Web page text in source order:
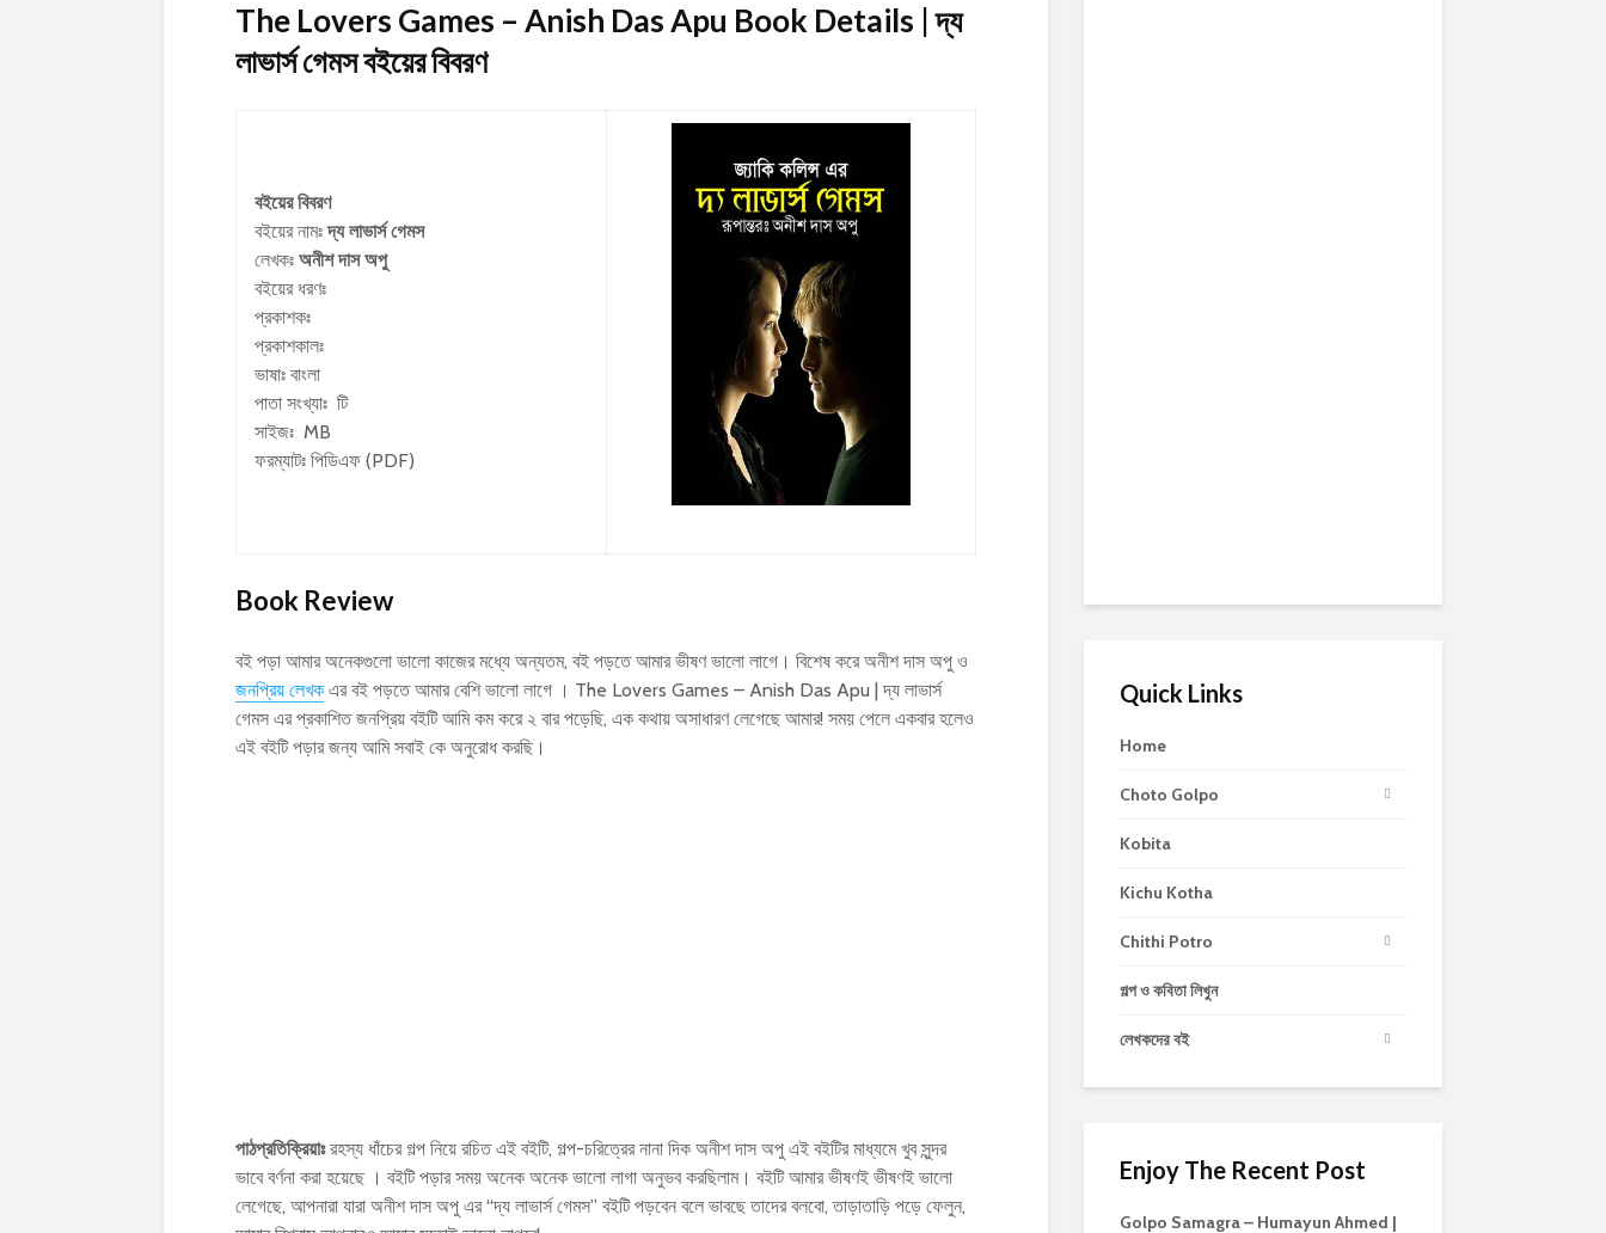
The Lovers Games – Anish Das Apu Book Details | দ্য
লাভার্স গেমসবইয়ের বিবরণ
বইয়ের বিবরণ
বইয়ের নামঃদ্য লাভার্স গেমস
লেখকঃ অনীশ দাস অপু
বইয়ের ধরণঃ
প্রকাশকঃ
প্রকাশকালঃ
ভাষাঃ বাংলা
পাতা সংখ্যাঃ টি
সাইজঃ MB
ফরম্যাটঃ পিডিএফ (PDF)
Book Review
বই পড়া আমার অনেকগুলো ভালো কাজের মধ্যে অন্যতম, বই পড়তে আমার ভীষণ ভালো লাগে। বিশেষ করে অনীশ দাস অপু ও
জনপ্রিয় লেখক এর বই পড়তে আমার বেশি ভালো লাগে । The Lovers Games – Anish Das Apu | দ্য লাভার্স
গেমস এর প্রকাশিত জনপ্রিয় বইটি আমি কম করে ২ বার পড়েছি, এক কথায় অসাধারণ লেগেছে আমার! সময় পেলে একবার হলেও
এই বইটি পড়ার জন্য আমি সবাই কে অনুরোধ করছি।
পাঠপ্রতিক্রিয়াঃরহস্য ধাঁচের গল্প নিয়ে রচিত এই বইটি, গল্প-চরিত্রের নানা দিক অনীশ দাস অপু এই বইটির মাধ্যমে খুব সুন্দর
ভাবে বর্ণনা করা হয়েছে । বইটি পড়ার সময় অনেক অনেক ভালো লাগা অনুভব করছিলাম। বইটি আমার ভীষণই ভীষণই ভালো
লেগেছে, আপনারা যারা অনীশ দাস অপু এর “দ্য লাভার্স গেমস” বইটি পড়বেন বলে ভাবছে তাদের বলবো, তাড়াতাড়ি পড়ে ফেলুন,
Quick Links
Home
Choto Golpo
Kobita
Kichu Kotha
Chithi Potro
গল্প ও কবিতা লিখুন
লেখকদের বই
Enjoy The Recent Post
Golpo Samagra – Humayun Ahmed |